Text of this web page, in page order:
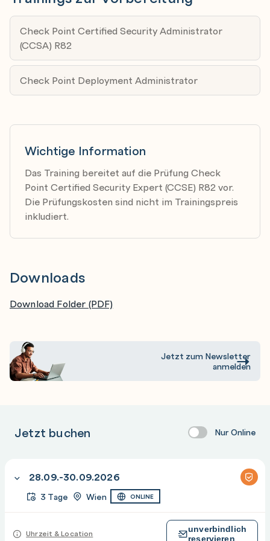
Explain Link Selection and ISP Redundancy options.
Explain tunnel management features.
Lab Task
Configure Site-to-Site VPN with internally
Module 4: Advanced Security Monitoring
Describe the SmartEvent and Compliance Blade
solutions, including their purpose and use.
Lab Tasks
Configure a SmartEvent Server to monitor
reports
Demonstrate Security Best Practice settings and
alerts
Demonstrate Regulatory Requirements
Module 5: Upgrades
Lab Task
Upgrade a Security Gateway
Text Editors in Unix-like OS
Check Point Certified Security Administrator
(CCSA) R82
Check Point Deployment Administrator
Wichtige Information
Das Training bereitet auf die Prüfung Check
Point Certified Security Expert (CCSE) R82 vor.
Die Prüfungskosten sind nicht im Trainingspreis
inkludiert.
Downloads
Download Folder (PDF)
Jetzt zum Newsletter
anmelden
Jetzt buchen Nur Online
28.09.-30.09.2026
3 Tage Wien ONLINE
Uhrzeit & Location
unverbindlich
reservieren